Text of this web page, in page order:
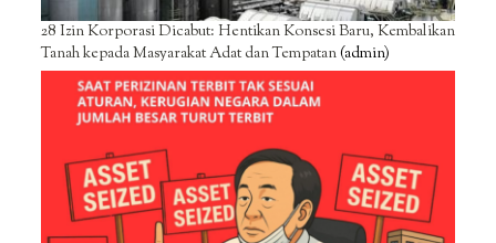
28 Izin Korporasi Dicabut: Hentikan Konsesi Baru, Kembalikan
Tanah kepada Masyarakat Adat dan Tempatan(admin)